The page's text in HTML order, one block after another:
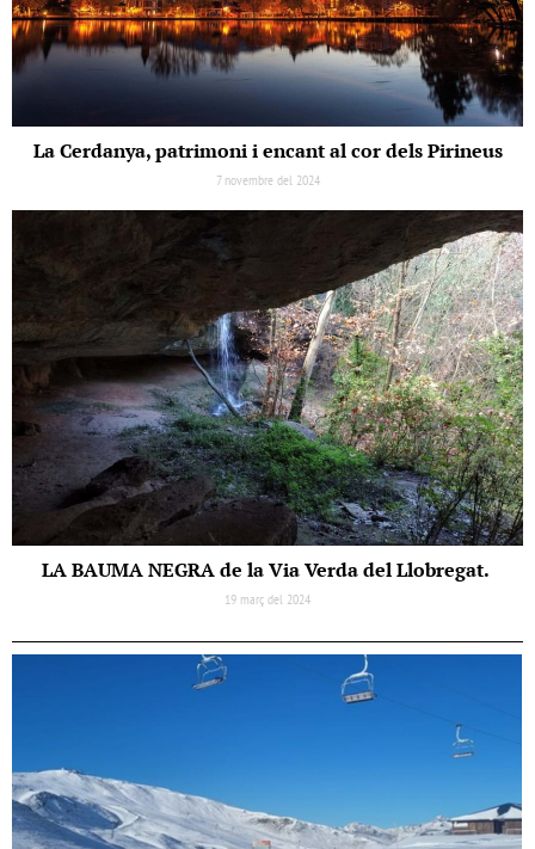
La Cerdanya, patrimoni i encant al cor dels Pirineus
7 novembre del 2024
LA BAUMA NEGRA de la Via Verda del Llobregat.
19 març del 2024